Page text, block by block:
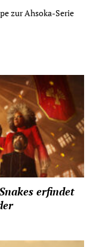
zur Ahsoka-Serie
erfindet